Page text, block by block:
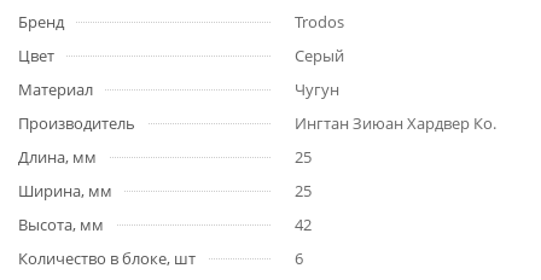
Бренд
Trodos
Цвет
Серый
Материал
Чугун
Производитель
Ингтан Зиюан Хардвер Ко.
Длина, мм
25
Ширина, мм
25
Высота, мм
42
Количество в блоке, шт
6